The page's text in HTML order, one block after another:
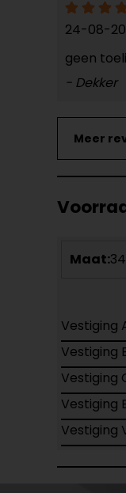
24-08-
geen
- Dekker
Maat:34
Vestiging
Vestiging
Vestiging
Vestiging
Vestiging